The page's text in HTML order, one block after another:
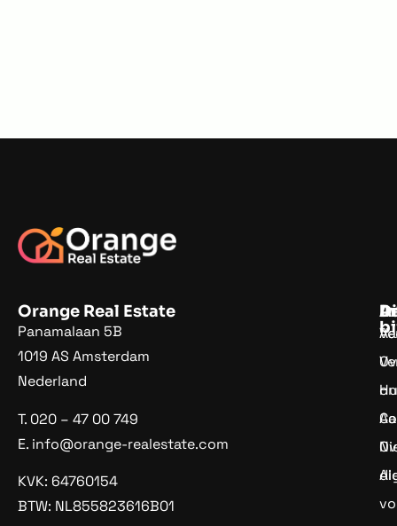
Orange Real Estate
Panamalaan 5B
1019 AS Amsterdam
Nederland
T. 020 – 47 00 749
E. info@orange-realestate.com
KVK: 64760154
BTW: NL855823616B01